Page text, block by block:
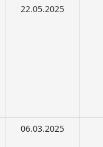
22.05.2025
06.03.2025